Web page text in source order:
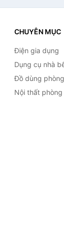
CHUYÊN MỤC
Điện gia dụng
Dụng cụ nhà
Đồ dùng
Nội thất phòng